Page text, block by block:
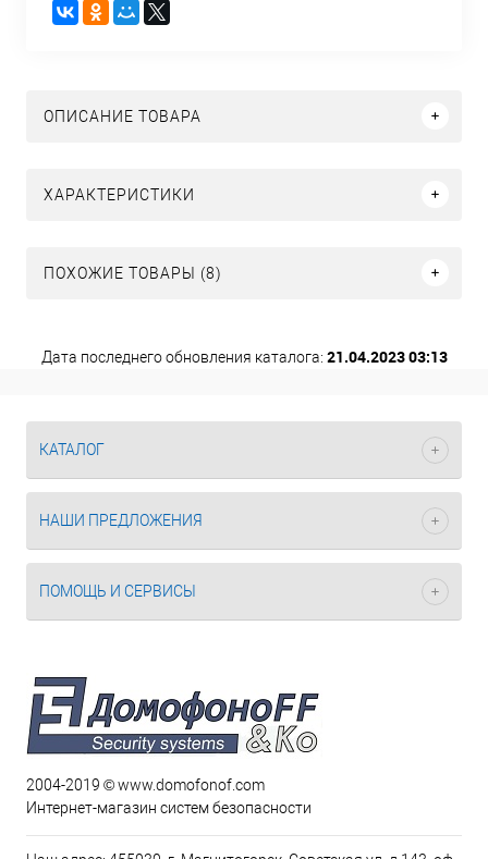
ОПИСАНИЕ ТОВАРА
ХАРАКТЕРИСТИКИ
ПОХОЖИЕ ТОВАРЫ (8)
Дата последнего обновления каталога: 21.04.2023 03:13
КАТАЛОГ
НАШИ ПРЕДЛОЖЕНИЯ
ПОМОЩЬ И СЕРВИСЫ
2004-2019 © www.domofonof.com
Интернет-магазин систем безопасности